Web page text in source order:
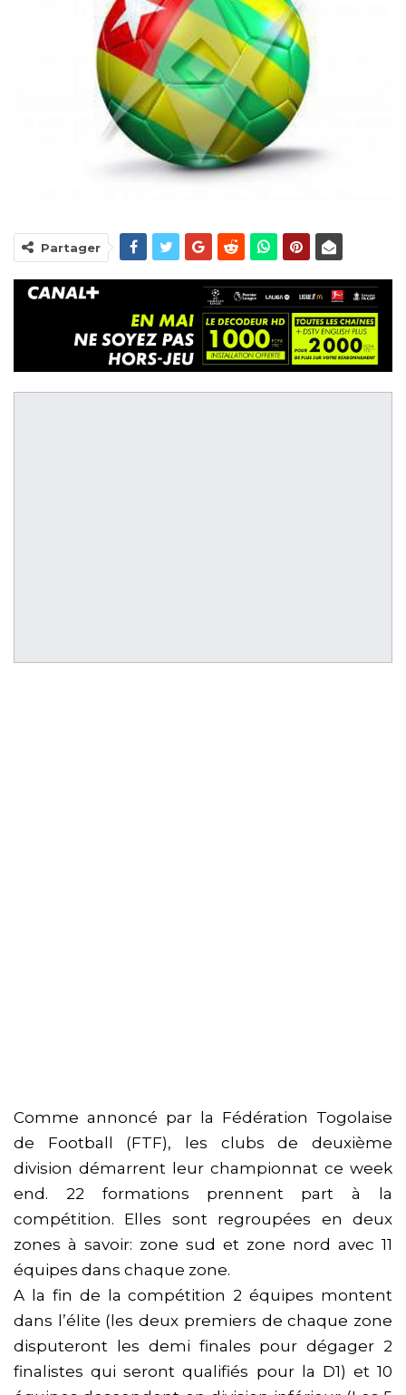
Partager
Comme annoncé par la Fédération Togolaise
de Football (FTF), les clubs de deuxième
division démarrent leur championnat ce week
end. 22 formations prennent part à la
compétition. Elles sont regroupées en deux
zones à savoir: zone sud et zone nord avec 11
équipes dans chaque zone.
A la fin de la compétition 2 équipes montent
dans l’élite (les deux premiers de chaque zone
disputeront les demi finales pour dégager 2
finalistes qui seront qualifiés pour la D1) et 10